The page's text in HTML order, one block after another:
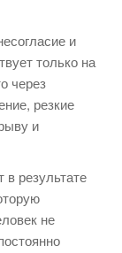
и
только на
через
резкие
и
результате
не